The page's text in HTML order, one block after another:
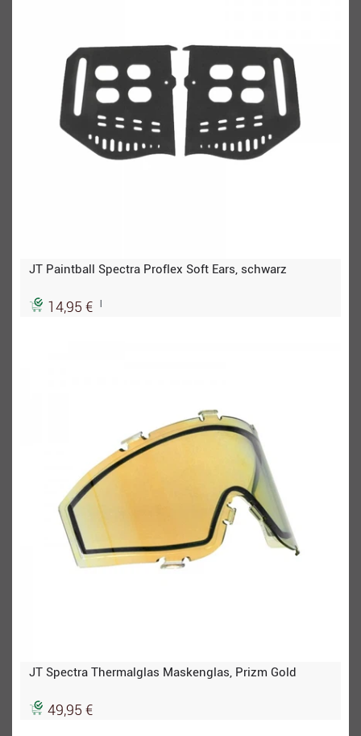
JT Paintball Spectra Proflex Soft Ears, schwarz
14,95 € |
JT Spectra Thermalglas Maskenglas, Prizm Gold
49,95 €